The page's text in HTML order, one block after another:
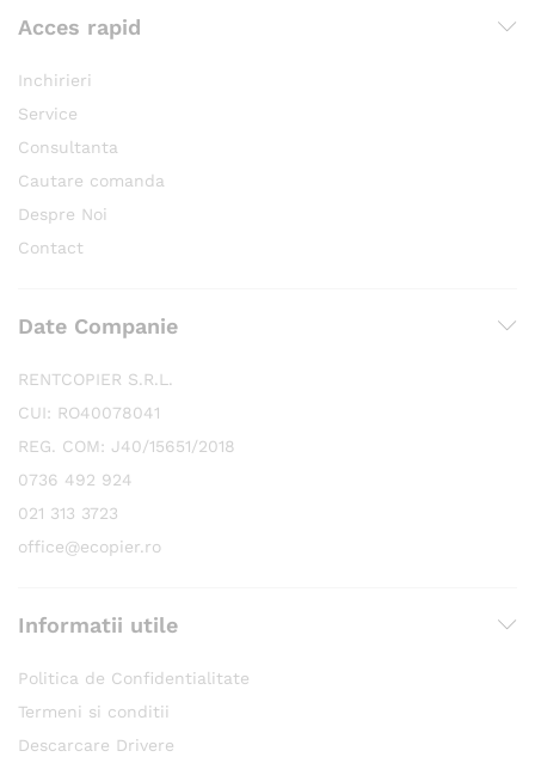
Acces rapid
Inchirieri
Service
Consultanta
Cautare comanda
Despre Noi
Contact
Date Companie
RENTCOPIER S.R.L.
CUI: RO40078041
REG. COM: J40/15651/2018
0736 492 924
021 313 3723
office@ecopier.ro
Informatii utile
Politica de Confidentialitate
Termeni si conditii
Descarcare Drivere